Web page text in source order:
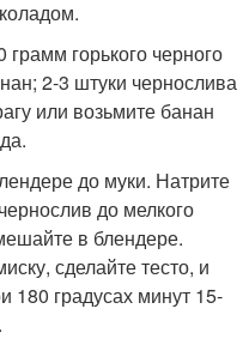
горького черного
2-3 штуки чернослива
или возьмите банан
до муки. Натрите
до мелкого
в блендере.
сделайте тесто, и
180 градусах минут 15-